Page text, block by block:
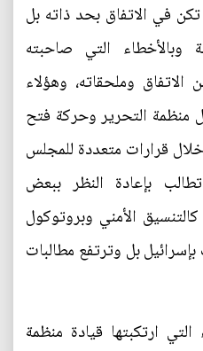
في الاتفاق بحد ذاته بل
وبالأخطاء التي صاحبته
وملحقاته، وهؤلاء
التحرير وحركة فتح
قرارات متعددة للمجلس
بإعادة النظر ببعض
الأمني وبروتوكول
بل وترتفع مطالبات
ارتكبتها قيادة منظمة